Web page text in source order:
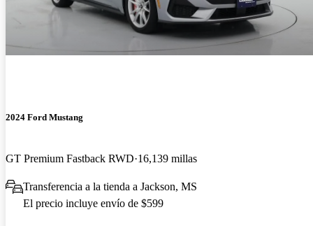
2024 Ford Mustang
GT Premium Fastback RWD 16,139 millas
Transferencia a la tienda a Jackson, MS
El precio incluye envío de $599